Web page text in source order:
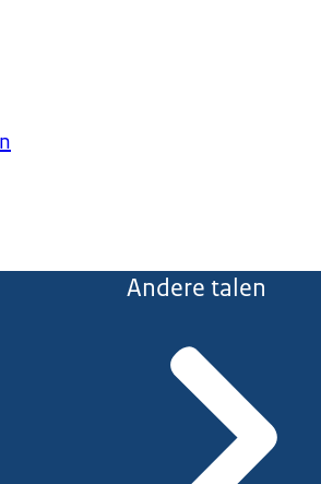
Andere talen